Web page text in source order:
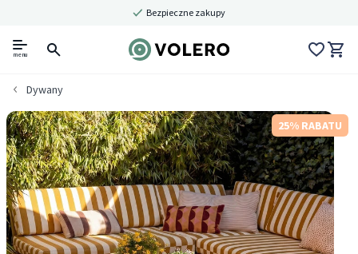
Bezpieczne zakupy
menu
Dywany
25% RABATU